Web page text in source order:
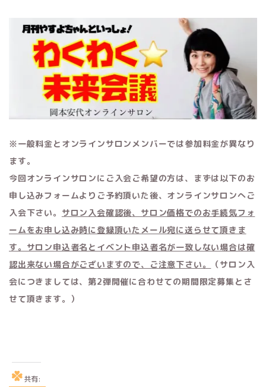
※一般料金とオンラインサロンメンバーでは参加料金が異なり
ます。
今回オンラインサロンにご入会ご希望の方は、まずは以下のお
申し込みフォームよりご予約頂いた後、オンラインサロンへご
入会下さい。 サロン入会確認後、サロン価格でのお手続気フォ
ームをお申し込み時に登録頂いたメール宛に送らせて頂きま
す。サロン申込者名とイベント申込者名が一致しない場合は確
認出来ない場合がございますので、ご注意下さい。
（サロン入
会につきましては、第2弾開催に合わせての期間限定募集とさ
せて頂きます。）
共有: